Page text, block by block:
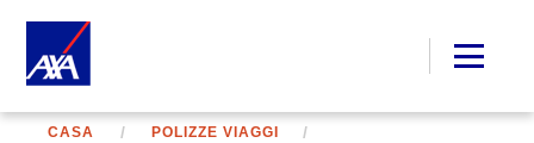
CASA POLIZZE VIAGGI